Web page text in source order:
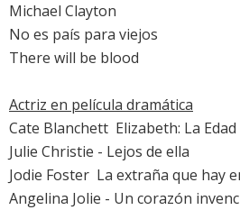
Michael Clayton
No es país para viejos
There will be blood
Actriz en película dramática
Cate Blanchett Elizabeth: La
Julie Christie - Lejos de ella
Jodie Foster La extraña que hay
Angelina Jolie - Un corazón